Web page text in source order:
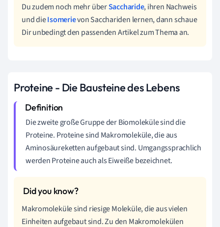
Du zudem noch mehr überSaccharide, ihren Nachweis
und dieIsomerievon Sacchariden lernen, dann schaue
Dir unbedingt den passenden Artikel zum Thema an.
Proteine - Die Bausteine des Lebens
Die zweite große Gruppe der Biomoleküle sind die
Proteine. Proteine sind Makromoleküle, die aus
Aminosäureketten aufgebaut sind. Umgangssprachlich
werden Proteine auch als Eiweiße bezeichnet.
Makromoleküle sind riesige Moleküle, die aus vielen
Einheiten aufgebaut sind. Zu den Makromolekülen